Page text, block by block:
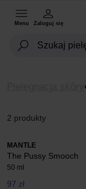
Menu Zaloguj się
2 produkty
MANTLE
The Pussy Smooch
50 ml
97 zł